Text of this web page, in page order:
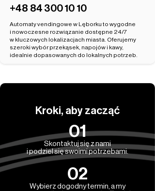
‭+48 84 300 10 10‬
Automaty vendingowe w Lęborku to wygodne
i nowoczesne rozwiązanie dostępne 24/7
w kluczowych lokalizacjach miasta. Oferujemy
szeroki wybór przekąsek, napojów i kawy,
idealnie dopasowanych do lokalnych potrzeb.
Kroki, aby zacząć
01
Skontaktuj się z nami
i podziel się swoimi potrzebami.
02
Wybierz dogodny termin, a my